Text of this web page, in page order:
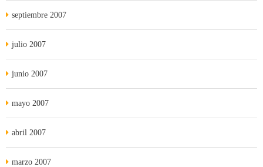
septiembre 2007
julio 2007
junio 2007
mayo 2007
abril 2007
marzo 2007